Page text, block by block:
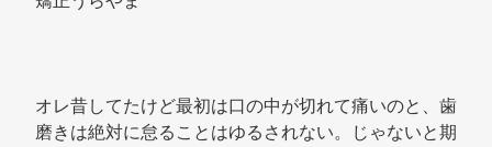
オレ昔してたけど最初は口の中が切れて痛いのと、歯
磨きは絶対に怠ることはゆるされない。じゃないと期